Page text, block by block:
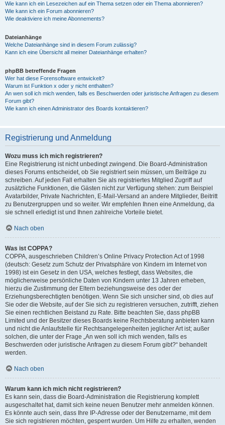
Wie kann ich ein Lesezeichen auf ein Thema setzen oder ein Thema abonnieren?
Wie kann ich ein Forum abonnieren?
Wie deaktiviere ich meine Abonnements?
Dateianhänge
Welche Dateianhänge sind in diesem Forum zulässig?
Kann ich eine Übersicht all meiner Dateianhänge erhalten?
phpBB betreffende Fragen
Wer hat diese Forensoftware entwickelt?
Warum ist Funktion x oder y nicht enthalten?
An wen soll ich mich wenden, falls es Beschwerden oder juristische Anfragen zu diesem
Forum gibt?
Wie kann ich einen Administrator des Boards kontaktieren?
Registrierung und Anmeldung
Wozu muss ich mich registrieren?
Eine Registrierung ist nicht unbedingt zwingend. Die Board-Administration
dieses Forums entscheidet, ob Sie registriert sein müssen, um Beiträge zu
schreiben. Auf jeden Fall erhalten Sie als registriertes Mitglied Zugriff auf
zusätzliche Funktionen, die Gästen nicht zur Verfügung stehen: zum Beispiel
Avatarbilder, Private Nachrichten, E-Mail-Versand an andere Mitglieder, Beitritt
zu Benutzergruppen und so weiter. Wir empfehlen Ihnen eine Anmeldung, da
sie schnell erledigt ist und Ihnen zahlreiche Vorteile bietet.
Nach oben
Was ist COPPA?
COPPA, ausgeschrieben Children’s Online Privacy Protection Act of 1998
(deutsch: Gesetz zum Schutz der Privatsphäre von Kindern im Internet von
1998) ist ein Gesetz in den USA, welches festlegt, dass Websites, die
möglicherweise persönliche Daten von Kindern unter 13 Jahren erheben,
hierzu die Zustimmung der Eltern beziehungsweise des oder der
Erziehungsberechtigten benötigen. Wenn Sie sich unsicher sind, ob dies auf
Sie oder die Website, auf der Sie sich zu registrieren versuchen, zutrifft, ziehen
Sie einen rechtlichen Beistand zu Rate. Bitte beachten Sie, dass phpBB
Limited und der Besitzer dieses Boards keine Rechtsberatung anbieten kann
und nicht die Anlaufstelle für Rechtsangelegenheiten jeglicher Art ist; außer
solchen, die unter der Frage „An wen soll ich mich wenden, falls es
Beschwerden oder juristische Anfragen zu diesem Forum gibt?“ behandelt
werden.
Nach oben
Warum kann ich mich nicht registrieren?
Es kann sein, dass die Board-Administration die Registrierung komplett
ausgeschaltet hat, damit sich keine neuen Benutzer mehr anmelden können.
Es könnte auch sein, dass Ihre IP-Adresse oder der Benutzername, mit dem
Sie sich registrieren möchten, gesperrt wurden. Um Hilfe zu erhalten, wenden